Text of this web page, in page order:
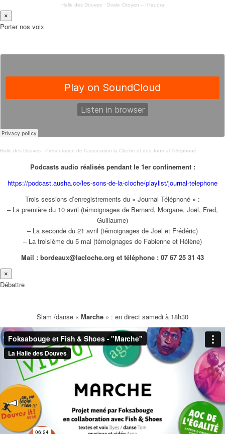
Halle des Douves· Ovale Citoyen – Il faudra
×
Porter nos voix
Halle des Douves · Présentation de l’association la Cloche et des Journal Téléphoné
Podcasts audio réalisés pendant le 1er confinement :
https://podcast.ausha.co/les-sons-de-la-cloche/playlist/journal-telephone
Trois sessions d’enregistrements du « Journal Téléphoné » :
– La première du 10 avril (témoignages de Bernard, Morgane, Joël, Fred,
Guillaume)
– La seconde du 21 avril (témoignages de Joël et Frédéric)
– La troisième du 5 mai (témoignages de Fabienne et Hélène)
Mail : bordeaux@lacloche.org et téléphone : 07 67 25 31 43
×
Débattre
Slam /danse « Marche » : en direct samedi à 18h30